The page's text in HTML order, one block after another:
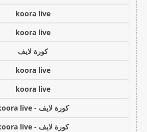
koora live
koora live
كورة لايف
koora live
koora live
كورة لايف - koora live
كورة لايف - koora live